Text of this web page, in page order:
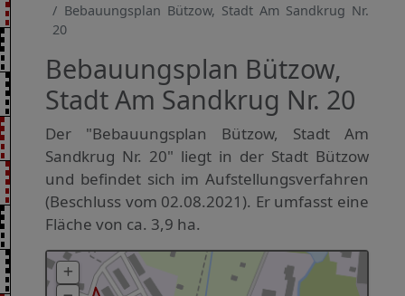
Bebauungsplan Bützow, Stadt Am Sandkrug Nr.
20
Bebauungsplan Bützow,
Stadt Am Sandkrug Nr. 20
Der "Bebauungsplan Bützow, Stadt Am
Sandkrug Nr. 20" liegt in der Stadt Bützow
und befindet sich im Aufstellungsverfahren
(Beschluss vom 02.08.2021). Er umfasst eine
Fläche von ca. 3,9 ha.